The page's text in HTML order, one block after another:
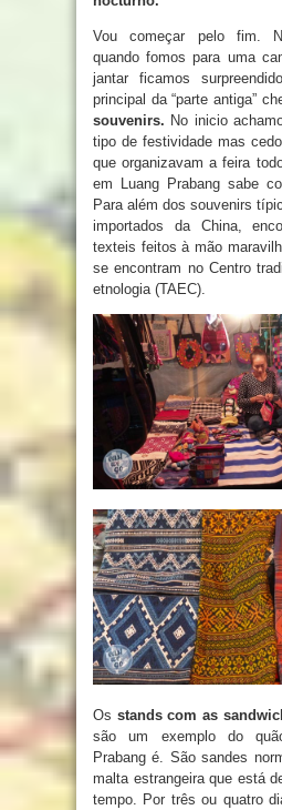
Vou começar pelo fim.
quando fomos para uma
jantar ficamos
principal da “parte antiga”
souvenirs. No inicio
tipo de festividade mas
que organizavam a feira
em Luang Prabang sabe
Para além dos souvenirs
importados da China,
texteis feitos à mão
se encontram no Centro
etnologia (TAEC).
Os stands com as
são um exemplo do
Prabang é. São sandes
malta estrangeira que está
tempo. Por três ou quatro